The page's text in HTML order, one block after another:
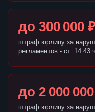
до 300 000 ₽
штраф юрлицу за
регламентов - ст.
до 2 000
штраф юрлицу за